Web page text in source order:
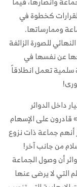
كخطوة في
وممارساتها.
للصورة الزائفة
عن نفسها في
سلمية تعمل انطلاقاً
داخل الدوائر
قادرون على الإسهام
أنهم جماعة ذات نزوع
من جانب آخر!
أن وصول الجماعة
لا يرضى عنها